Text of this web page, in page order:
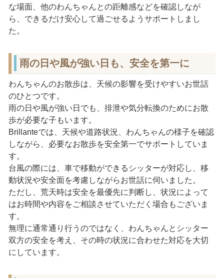
な場面、他のわんちゃんとの距離感などを確認しなが
ら、できるだけ安心して過ごせるようサポートしまし
た。
雨の日や風が強い日も、安全を第一に
わんちゃんのお散歩は、天候の影響を受けやすいお世話
のひとつです。
雨の日や風が強い日でも、排泄や気分転換のためにお散
歩が必要な子もいます。
Brillanteでは、天候や道路状況、わんちゃんの様子を確認
しながら、必要なお散歩を安全第一でサポートしていま
す。
台風の際には、車で移動ができるシッターが対応し、移
動状況や安全面を考慮しながらお世話に伺いました。
ただし、荒天時は安全を最優先に判断し、状況によって
はお時間や内容をご相談させていただく場合もございま
す。
無理に通常通り行うのではなく、わんちゃんとシッター
双方の安全を考え、その時の状況に合わせた対応を大切
にしています。